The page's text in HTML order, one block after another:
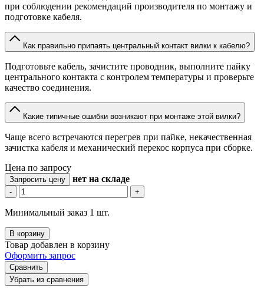
при соблюдении рекомендаций производителя по монтажу и
подготовке кабеля.
Как правильно припаять центральный контакт вилки к кабелю?
Подготовьте кабель, зачистите проводник, выполните пайку
центрального контакта с контролем температуры и проверьте
качество соединения.
Какие типичные ошибки возникают при монтаже этой вилки?
Чаще всего встречаются перегрев при пайке, некачественная
зачистка кабеля и механический перекос корпуса при сборке.
Цена по запросу
Запросить цену нет на складе
- +
Минимальный заказ 1 шт.
В корзину
Товар добавлен в корзину
Оформить запрос
Сравнить
Убрать из сравнения